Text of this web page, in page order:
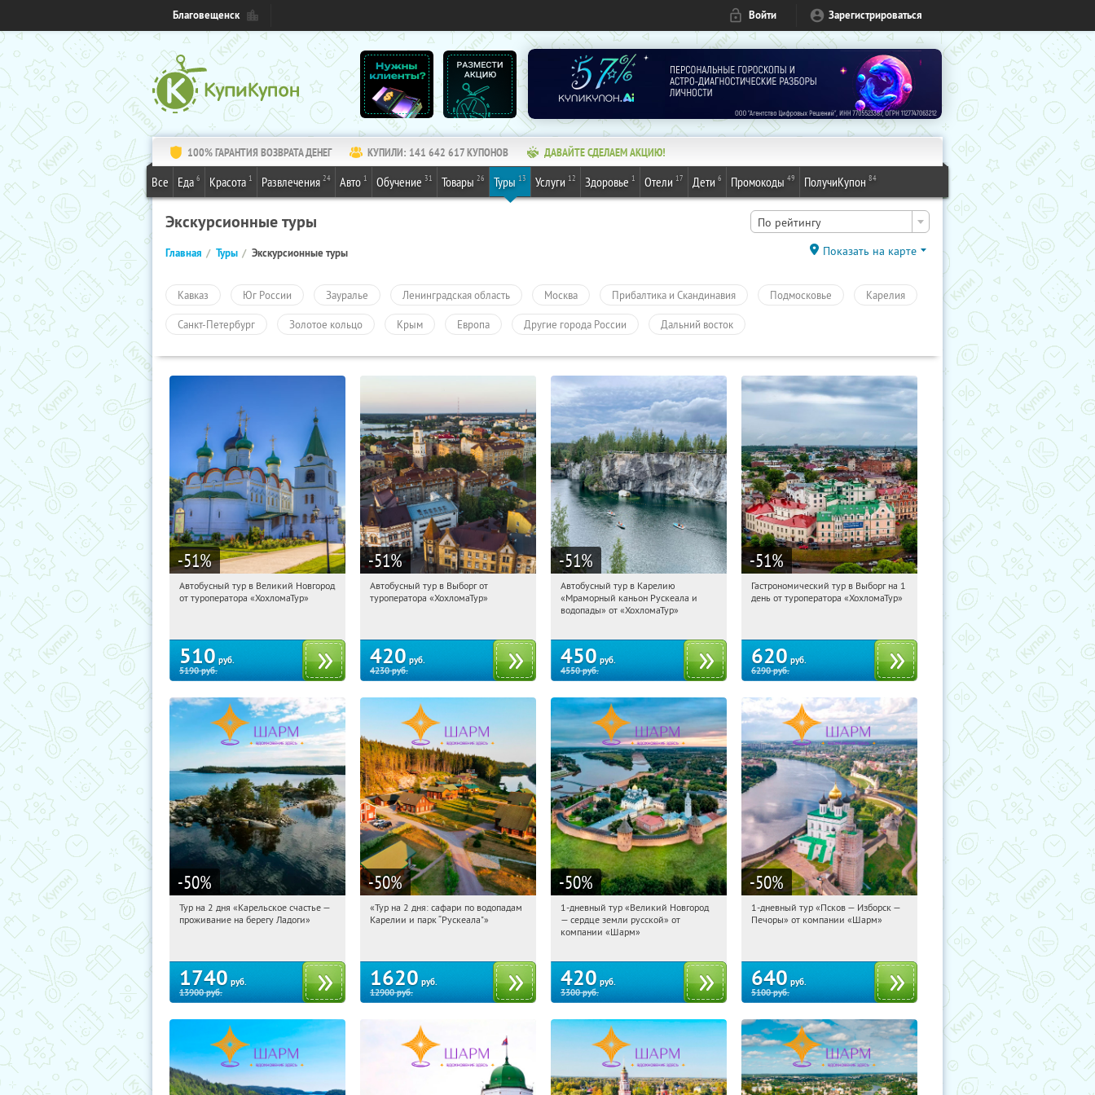
Благовещенск Войти Зарегистрироваться
100% ГАРАНТИЯ ВОЗВРАТА ДЕНЕГ КУПИЛИ: 141 642 617КУПОНОВ ДАВАЙТЕ СДЕЛАЕМ АКЦИЮ!
Все Еда 6 Красота 1 Развлечения 24 Авто 1 Обучение 31 Товары 26 Туры 13 Услуги 12 Здоровье 1 Отели 17 Дети 6 Промокоды 49 ПолучиКупон 84
Экскурсионные туры По рейтингу
Главная Туры Экскурсионные туры Показать на карте
Кавказ Юг России Зауралье Ленинградская область Москва Прибалтика и Скандинавия Подмосковье Карелия
Санкт-Петербург Золотое кольцо Крым Европа Другие города России Дальний восток
-51%
09:23:03 Купили:2
Автобусный тур в Великий Новгород
от туроператора «ХохломаТур»
510 руб.
5190руб.
-51%
09:23:03 Купили:
Автобусный тур в Выборг от
туроператора «ХохломаТур»
420 руб.
4230руб.
-51%
09:23:03 Купили:
Сенная площадь
Автобусный тур в Карелию
«Мраморный каньон Рускеала и
водопады» от «ХохломаТур»
450 руб.
4550руб.
-51%
09:23:03 Купили:2
Гастрономический тур в Выборг на 1
день от туроператора «ХохломаТур»
620 руб.
6290руб.
-50%
09:23:03 Купили:39
Тур на 2 дня «Карельское счастье —
проживание на берегу Ладоги»
1740 руб.
13900руб.
-50%
09:23:03 Купили:
«Тур на 2 дня: сафари по водопадам
Карелии и парк “Рускеала"»
1620 руб.
12900руб.
-50%
09:23:03 Купили:22
Достоевская
1-дневный тур «Великий Новгород
— сердце земли русской» от
компании «Шарм»
420 руб.
3300руб.
-50%
09:23:03 Купили:12
1-дневный тур «Псков — Изборск —
Печоры» от компании «Шарм»
640 руб.
5100руб.